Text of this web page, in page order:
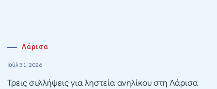
Λάρισα
Ιούλ 31, 2026
Τρεις συλλήψεις για ληστεία ανηλίκου στη Λάρισα